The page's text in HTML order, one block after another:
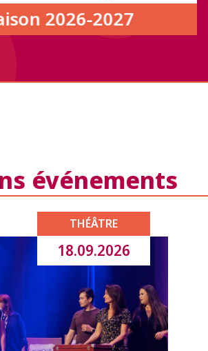
2026-2027
événements
THÉÂTRE
18.09.2026